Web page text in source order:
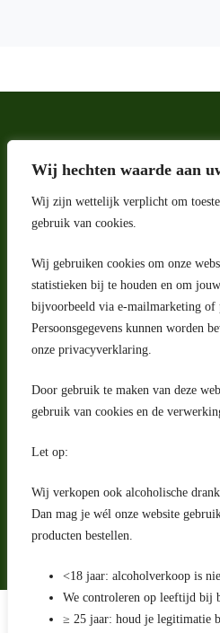
Wij hechten waarde aan
Wij zijn wettelijk verplicht om
gebruik van cookies.
Wij gebruiken cookies om onze
statistieken bij te houden en om
bijvoorbeeld via e-mailmarketing of
Persoonsgegevens kunnen worden
onze privacyverklaring.
Door gebruik te maken van deze
gebruik van cookies en de
Let op:
Wij verkopen ook alcoholische
Dan mag je wél onze website
producten bestellen.
<18 jaar: alcoholverkoop is
We controleren op leeftijd bij
≥ 25 jaar: houd je legitimatie
Adres
Riga 4 E
2993 LW Barendrecht
Nederland
Contact
klantenservice@portugeseproducten.nl
Facebook
Herroepingsrecht
Bij bezorging van
Algemene